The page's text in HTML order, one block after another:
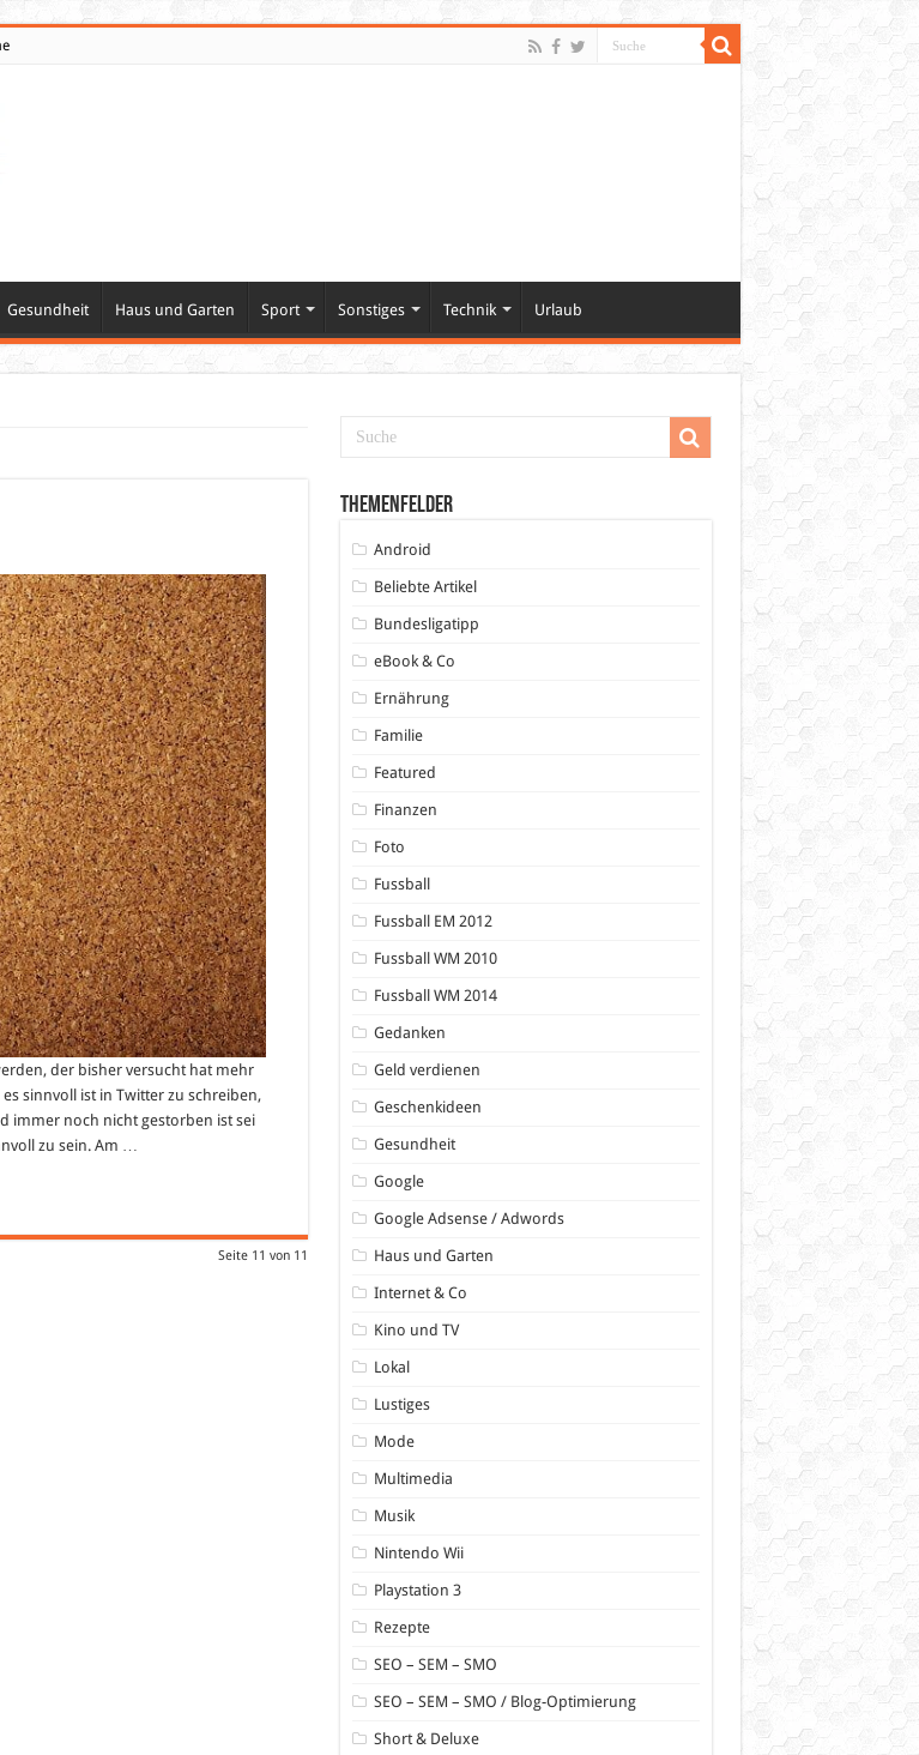
Gesundheit Haus und Garten Sport Sonstiges Technik Urlaub
der bisher versucht hat mehr
sinnvoll ist in Twitter zu schreiben,
immer noch nicht gestorben ist sei
zu sein. Am …
Seite 11 von 11
Themenfelder
Android
Beliebte Artikel
Bundesligatipp
eBook & Co
Ernährung
Familie
Featured
Finanzen
Foto
Fussball
Fussball EM 2012
Fussball WM 2010
Fussball WM 2014
Gedanken
Geld verdienen
Geschenkideen
Gesundheit
Google
Google Adsense / Adwords
Haus und Garten
Internet & Co
Kino und TV
Lokal
Lustiges
Mode
Multimedia
Musik
Nintendo Wii
Playstation 3
Rezepte
SEO – SEM – SMO
SEO – SEM – SMO / Blog-Optimierung
Short & Deluxe